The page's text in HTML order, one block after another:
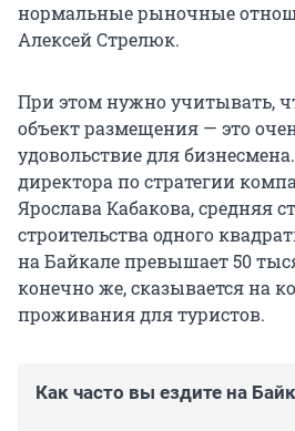
нормальные рыночные
Алексей Стрелюк.
При этом нужно учитывать,
объект размещения — это
удовольствие для
директора по стратегии
Ярослава Кабакова, средняя
строительства одного
на Байкале превышает 50
конечно же, сказывается на
проживания для туристов.
Как часто вы ездите на